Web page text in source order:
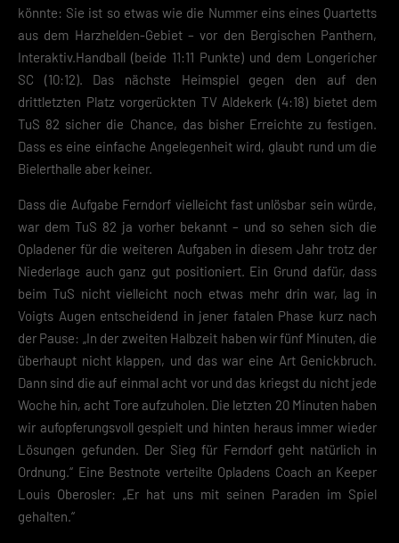
könnte: Sie ist so etwas wie die Nummer eins eines Quartetts
aus dem Harzhelden-Gebiet – vor den Bergischen Panthern,
Interaktiv.Handball (beide 11:11 Punkte) und dem Longericher
SC (10:12). Das nächste Heimspiel gegen den auf den
drittletzten Platz vorgerückten TV Aldekerk (4:18) bietet dem
TuS 82 sicher die Chance, das bisher Erreichte zu festigen.
Dass es eine einfache Angelegenheit wird, glaubt rund um die
Bielerthalle aber keiner.
Dass die Aufgabe Ferndorf vielleicht fast unlösbar sein würde,
war dem TuS 82 ja vorher bekannt – und so sehen sich die
Opladener für die weiteren Aufgaben in diesem Jahr trotz der
Niederlage auch ganz gut positioniert. Ein Grund dafür, dass
beim TuS nicht vielleicht noch etwas mehr drin war, lag in
Voigts Augen entscheidend in jener fatalen Phase kurz nach
der Pause: „In der zweiten Halbzeit haben wir fünf Minuten, die
überhaupt nicht klappen, und das war eine Art Genickbruch.
Dann sind die auf einmal acht vor und das kriegst du nicht jede
Woche hin, acht Tore aufzuholen. Die letzten 20 Minuten haben
wir aufopferungsvoll gespielt und hinten heraus immer wieder
Lösungen gefunden. Der Sieg für Ferndorf geht natürlich in
Ordnung.“ Eine Bestnote verteilte Opladens Coach an Keeper
Louis Oberosler: „Er hat uns mit seinen Paraden im Spiel
gehalten.“